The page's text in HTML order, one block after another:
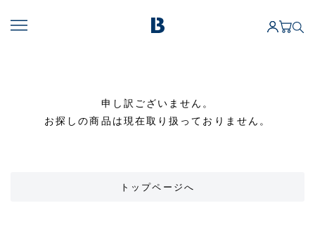
申し訳ございません。
お探しの商品は現在取り扱っておりません。
トップページへ